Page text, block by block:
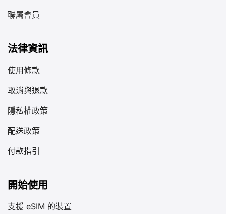
聯屬會員
法律資訊
使用條款
取消與退款
隱私權政策
配送政策
付款指引
開始使用
支援 eSIM 的裝置